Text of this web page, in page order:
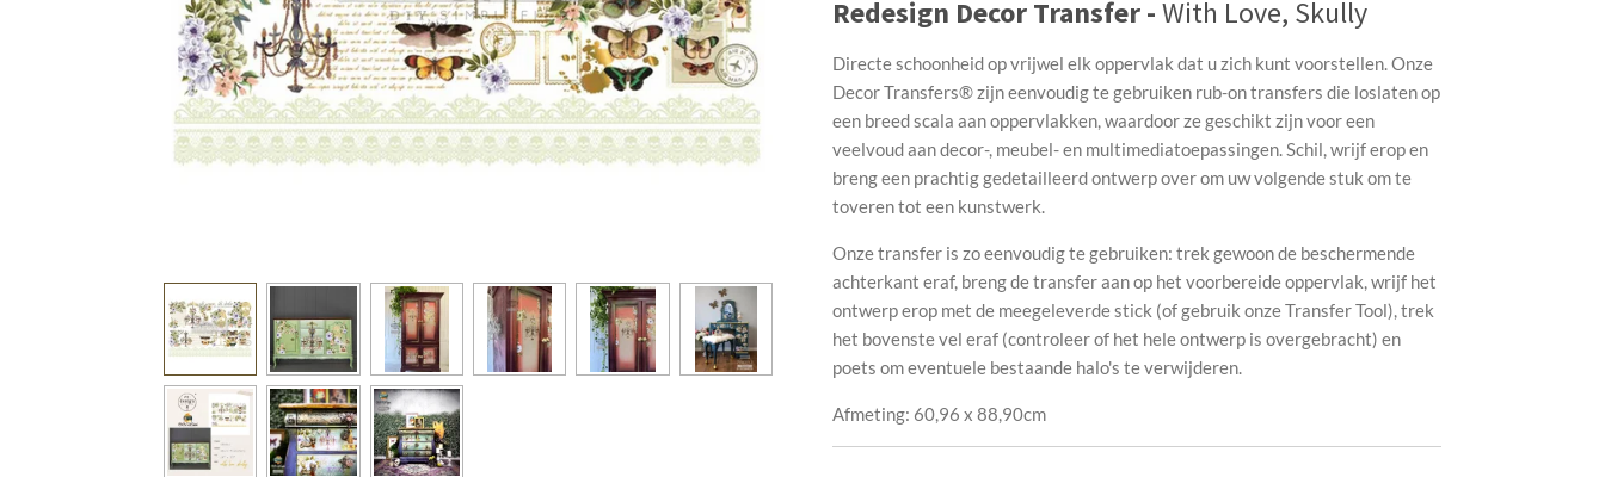
Redesign Decor Transfer -With Love, Skully
Directe schoonheid op vrijwel elk oppervlak dat u zich kunt voorstellen. Onze
Decor Transfers® zijn eenvoudig te gebruiken rub-on transfers die loslaten op
een breed scala aan oppervlakken, waardoor ze geschikt zijn voor een
veelvoud aan decor-, meubel- en multimediatoepassingen. Schil, wrijf erop en
breng een prachtig gedetailleerd ontwerp over om uw volgende stuk om te
toveren tot een kunstwerk.
Onze transfer is zo eenvoudig te gebruiken: trek gewoon de beschermende
achterkant eraf, breng de transfer aan op het voorbereide oppervlak, wrijf het
ontwerp erop met de meegeleverde stick (of gebruik onze Transfer Tool), trek
het bovenste vel eraf (controleer of het hele ontwerp is overgebracht) en
poets om eventuele bestaande halo's te verwijderen.
Afmeting: 60,96 x 88,90cm